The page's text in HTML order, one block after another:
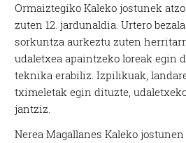
Ormaiztegiko Kaleko jostunek
zuten 12. jardunaldia. Urtero
sorkuntza aurkeztu zuten
udaletxea apaintzeko loreak egin
teknika erabiliz. Izpilikuak,
tximeletak egin dituzte,
jantziz.
Nerea Magallanes Kaleko